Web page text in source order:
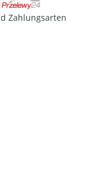
Zahlungsarten